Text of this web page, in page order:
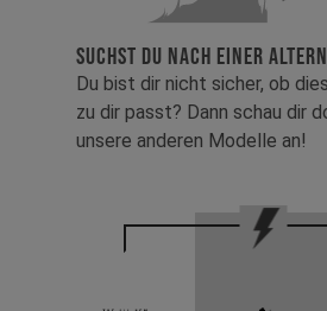
SUCHST DU NACH EINER
Du bist dir nicht sicher, ob
zu dir passt? Dann schau dir
unsere anderen Modelle an!